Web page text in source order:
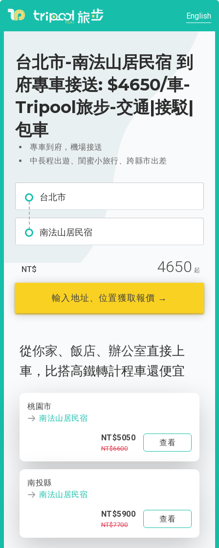
English
台北市-南法山居民宿 到
府專車接送: $4650/車-
Tripool旅步-交通|接駁|
包車
專車到府，機場接送
中長程出遊、閨蜜小旅行、跨縣市出差
台北市
南法山居民宿
NT$ 4650 起
輸入地址、位置獲取報價 →
從你家、 飯店、 辦公室直接上
車， 比搭高鐵轉計程車還便宜
桃園市
南法山居民宿
NT$5050
NT$6600
查看
南投縣
南法山居民宿
NT$5900
NT$7700
查看